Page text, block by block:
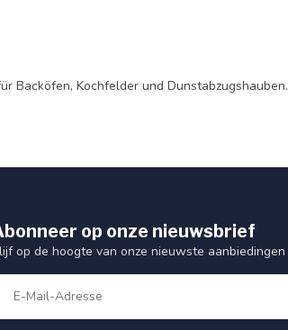
Backöfen, Kochfelder und Dunstabzugshauben.
op onze nieuwsbrief
op de hoogte van onze nieuwste aanbiedingen